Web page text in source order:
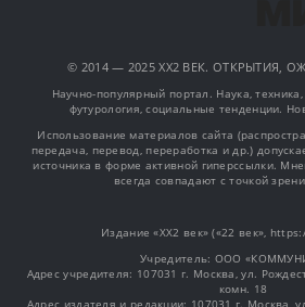
© 2014 — 2025 XX2 ВЕК. ОТКРЫТИЯ,
Научно-популярный портал. Наука,
футурология, социальные тенденции.
Использование материалов сайта
передача, перевод, переработка и др.)
источника в форме активной гиперссылки.
всегда совпадают с точкой
Издание «XX2 век» («22 век»,
Учредитель: OOO
Адрес учредителя: 107031 г. Москва, ул.
комн. 18
Адрес издателя и редакции: 107031 г. Москва,